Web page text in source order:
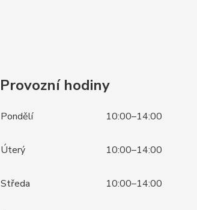
Provozní hodiny
Pondělí 10:00–14:00
Úterý 10:00–14:00
Středa 10:00–14:00